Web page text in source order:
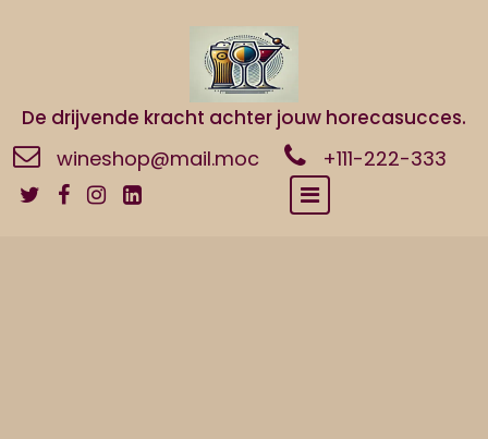
De drijvende kracht achter jouw horecasucces.
wineshop@mail.moc +111-222-333